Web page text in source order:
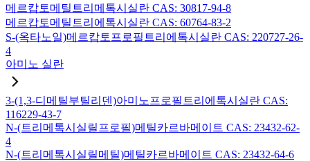
메르캅토메틸트리메톡시실란 CAS: 30817-94-8
메르캅토메틸트리에톡시실란 CAS: 60764-83-2
S-(옥타노일)메르캅토프로필트리에톡시실란 CAS: 220727-26-
4
아미노 실란
3-(1,3-디메틸부틸리덴)아미노프로필트리에톡시실란 CAS:
116229-43-7
N-(트리메톡시실릴프로필)메틸카르바메이트 CAS: 23432-62-
4
N-(트리메톡시실릴메틸)메틸카르바메이트 CAS: 23432-64-6